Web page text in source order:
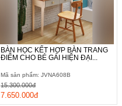
BÀN HỌC KẾT HỢP BÀN TRANG
ĐIỂM CHO BÉ GÁI HIỆN ĐẠI...
Mã sản phẩm: JVNA608B
7.650.000đ
15.300.000đ